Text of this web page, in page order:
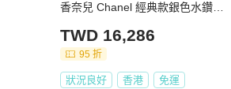
香奈兒 Chanel 經典款銀色水鑽頸
CHANEL NECKLACE
TWD 16,286
95 折
狀況良好 香港 免運